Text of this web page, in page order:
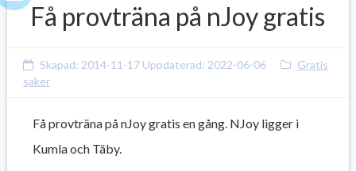
Få provträna på nJoy gratis
Skapad: 2014-11-17 Uppdaterad: 2022-06-06
Gratis
saker
Få provträna på nJoy gratis en gång. NJoy ligger i
Kumla och Täby.